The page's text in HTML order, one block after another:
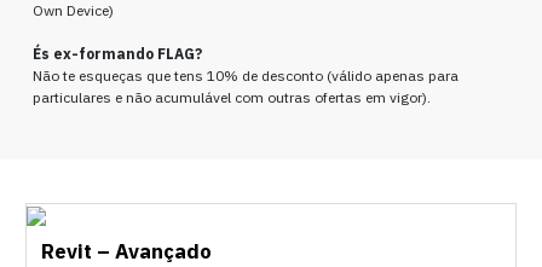
Own Device)
És ex-formando FLAG?
Não te esqueças que tens 10% de desconto (válido apenas para
particulares e não acumulável com outras ofertas em vigor).
Revit – Avançado